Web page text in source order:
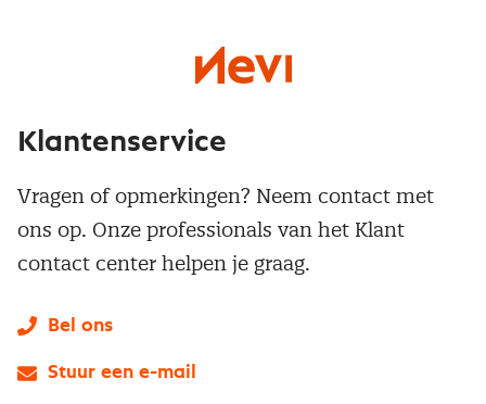
Klantenservice
Vragen of opmerkingen? Neem contact met
ons op. Onze professionals van het Klant
contact center helpen je graag.
Bel ons
Stuur een e-mail